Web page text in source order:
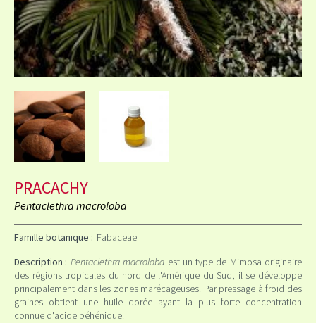
PRACACHY
Pentaclethra macroloba
Famille botanique : Fabaceae
Description : Pentaclethra macroloba est un type de Mimosa originaire
des régions tropicales du nord de l'Amérique du Sud, il se développe
principalement dans les zones marécageuses. Par pressage à froid des
graines obtient une huile dorée ayant la plus forte concentration
connue d'acide béhénique.